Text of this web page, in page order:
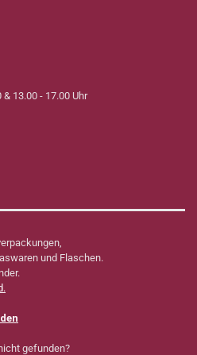
13.00 - 17.00 Uhr
und Flaschen.
gefunden?